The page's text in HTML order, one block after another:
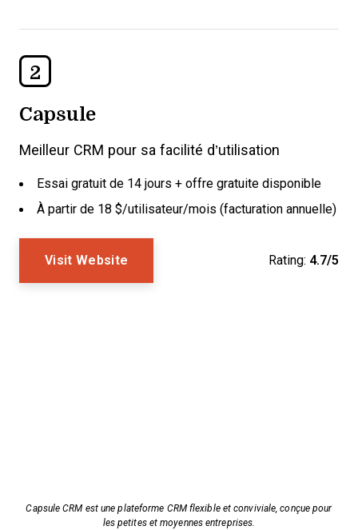
2
Capsule
Meilleur CRM pour sa facilité d’utilisation
Essai gratuit de 14 jours + offre gratuite disponible
À partir de 18 $/utilisateur/mois (facturation annuelle)
Visit Website Rating: 4.7/5
Capsule CRM est une plateforme CRM flexible et conviviale, conçue pour
les petites et moyennes entreprises.